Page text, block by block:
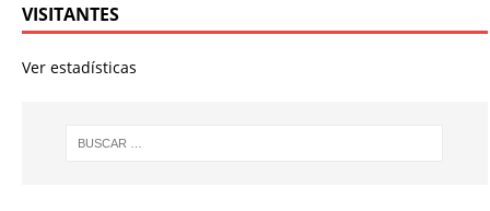
VISITANTES
Ver estadísticas